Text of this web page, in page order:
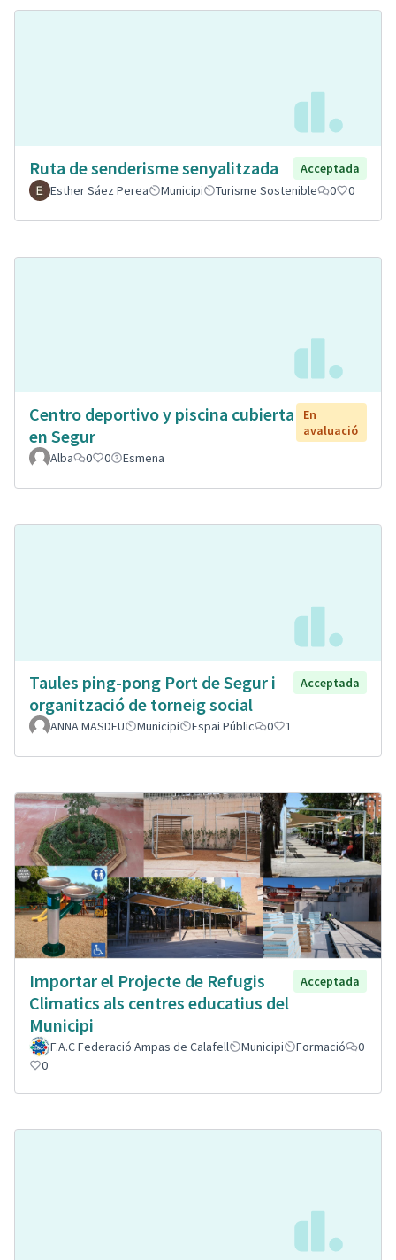
Ruta de senderisme senyalitzada
Acceptada
Esther Sáez Perea
Municipi Turisme Sostenible 0 0
Centro deportivo y piscina cubierta
en Segur
En
avaluació
Alba
0 0 Esmena
Taules ping-pong Port de Segur i
organització de torneig social
Acceptada
ANNA MASDEU Municipi Espai Públic 0 1
Importar el Projecte de Refugis
Climatics als centres educatius del
Municipi
Acceptada
F.A.C Federació Ampas de Calafell Municipi Formació
0
0